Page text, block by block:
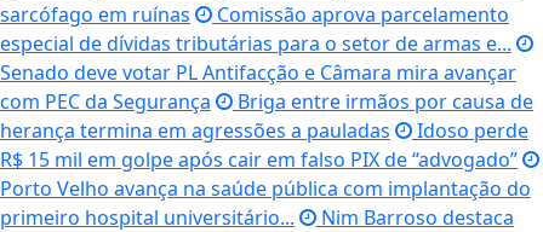
sarcófago em ruínas
Comissão aprova parcelamento
especial de dívidas tributárias para o setor de armas e...
Senado deve votar PL Antifacção e Câmara mira avançar
com PEC da Segurança
Briga entre irmãos por causa de
herança termina em agressões a pauladas
Idoso perde
R$ 15 mil em golpe após cair em falso PIX de “advogado”
Porto Velho avança na saúde pública com implantação do
primeiro hospital universitário...
Nim Barroso destaca